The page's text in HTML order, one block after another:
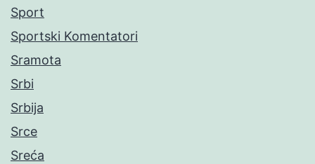
Sport
Sportski Komentatori
Sramota
Srbi
Srbija
Srce
Sreća